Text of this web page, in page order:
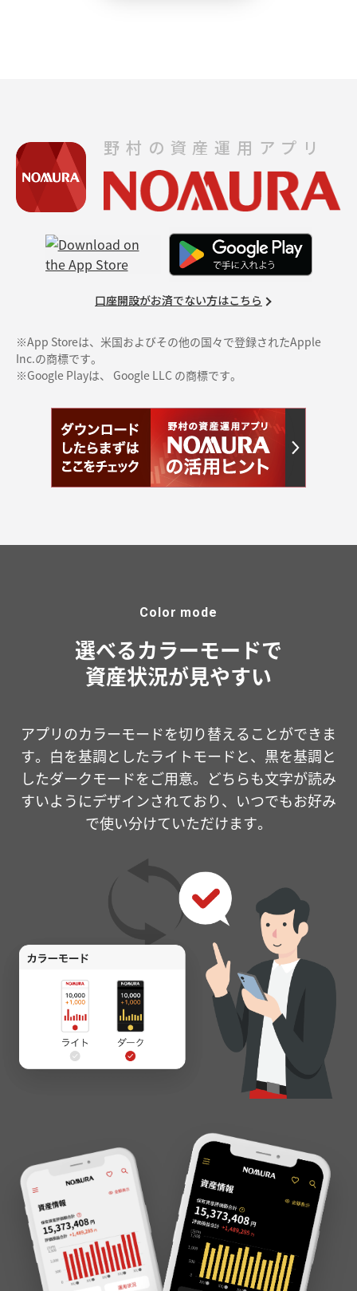
野村の資産運用アプリ
口座開設がお済でない方はこちら
※App Storeは、米国およびその他の国々で登録されたApple
Inc.の商標です。
※Google Playは、 Google LLC の商標です。
Color mode
選べるカラーモードで
資産状況が見やすい
アプリのカラーモードを切り替えることができま
す。白を基調としたライトモードと、黒を基調と
したダークモードをご用意。どちらも文字が読み
すいようにデザインされており、いつでもお好み
で使い分けていただけます。